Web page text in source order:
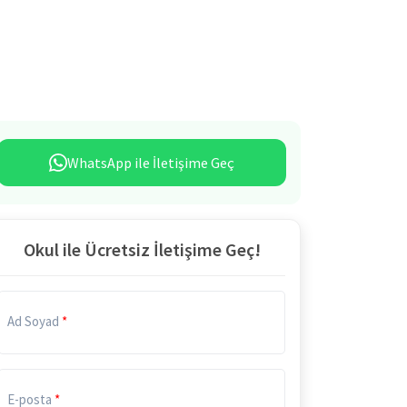
WhatsApp ile İletişime Geç
Okul ile Ücretsiz İletişime Geç!
Ad Soyad
E-posta